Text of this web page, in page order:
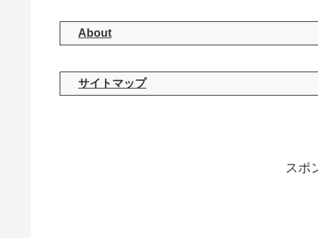
About
サイトマップ
スポ